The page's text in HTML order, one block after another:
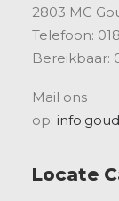
2803 MC
Telefoon:
Bereikbaar:
Mail ons
op:
Locate